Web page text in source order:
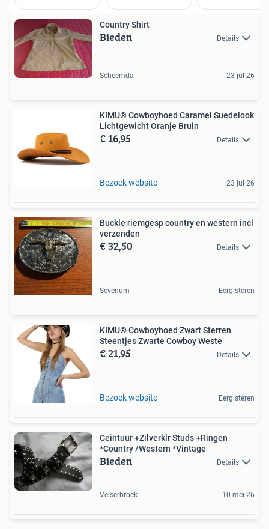
Country Shirt
Bieden Details
Scheemda 23 jul 26
KIMU® Cowboyhoed Caramel Suedelook
Lichtgewicht Oranje Bruin
€ 16,95 Details
Bezoek website 23 jul 26
Buckle riemgesp country en western incl
verzenden
€ 32,50 Details
Sevenum Eergisteren
KIMU® Cowboyhoed Zwart Sterren
Steentjes Zwarte Cowboy Weste
€ 21,95 Details
Bezoek website Eergisteren
Ceintuur +Zilverklr Studs +Ringen
*Country /Western *Vintage
Bieden Details
Velserbroek 10 mei 26